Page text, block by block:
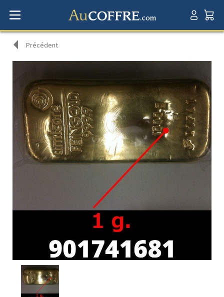
Précédent
Avers
produit